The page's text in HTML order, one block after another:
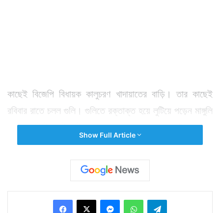
কাছেই বিজেপি বিধায়ক কালুচরণ খাদায়াতের বাড়ি। তার কাছেই
রবিবার রাতে চলল গুলি। গুলিতে রক্তাক্ত হয়ে লুটিয়ে পড়েন মাঙ্গুলি
জেনা। তিনিও বিজেপি নেতা। রাতের অন্ধকারে তাঁকে হত্যা
করতেই তাঁকে লক্ষ্য করে খুব কাছ থেকে গুলি চালায় দুষ্কৃতিরা।
গুলি করে সেখান থেকে চম্পট দেয় তারা। দ্রুত মাঙ্গুলি জেনাকে
খোর্ধা জেলা হাসপাতালে ভর্তি করা হয়। কিন্তু চিকিৎসকেরা তাঁকে
পরীক্ষা করার পর তাঁকে মৃত বলে ঘোষণা করেন।
Show Full Article